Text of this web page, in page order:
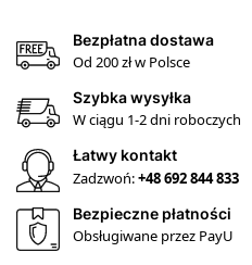
Bezpłatna dostawa
Od 200 zł w Polsce
Szybka wysyłka
W ciągu 1-2 dni roboczych
Łatwy kontakt
Zadzwoń:+48 692 844 833
Bezpieczne płatności
Obsługiwane przez PayU